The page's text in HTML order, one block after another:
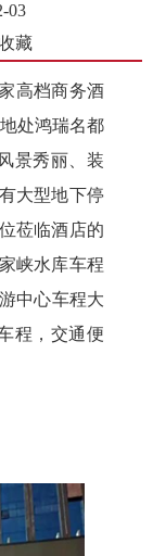
03
藏
高档商务酒
处鸿瑞名都
景秀丽、装
大型地下停
莅临酒店的
峡水库车程
中心车程大
程，交通便